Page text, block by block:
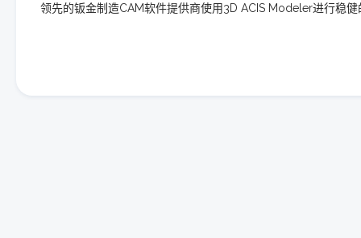
领先的钣金制造CAM软件提供商使用3D ACIS Modeler进行稳